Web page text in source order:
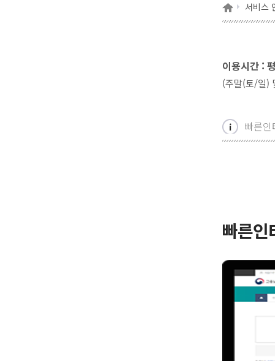
홈 서비스
이용시간 :
(주말(토/일)
빠른
빠른인